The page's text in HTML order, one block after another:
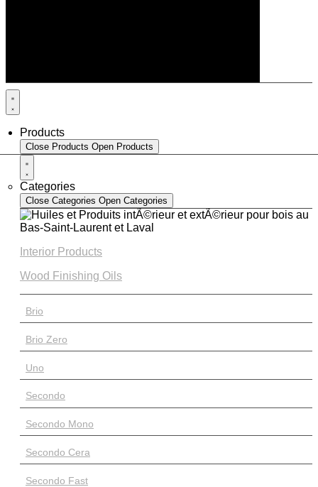
Products
Close Products Open Products
Categories
Close Categories Open Categories
Interior Products
Wood Finishing Oils
Brio
Brio Zero
Uno
Secondo
Secondo Mono
Secondo Cera
Secondo Fast